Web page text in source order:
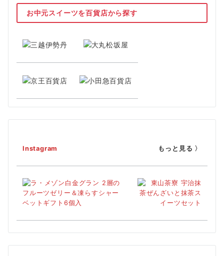
お中元スイーツを百貨店から探す
Instagram もっと見る 〉